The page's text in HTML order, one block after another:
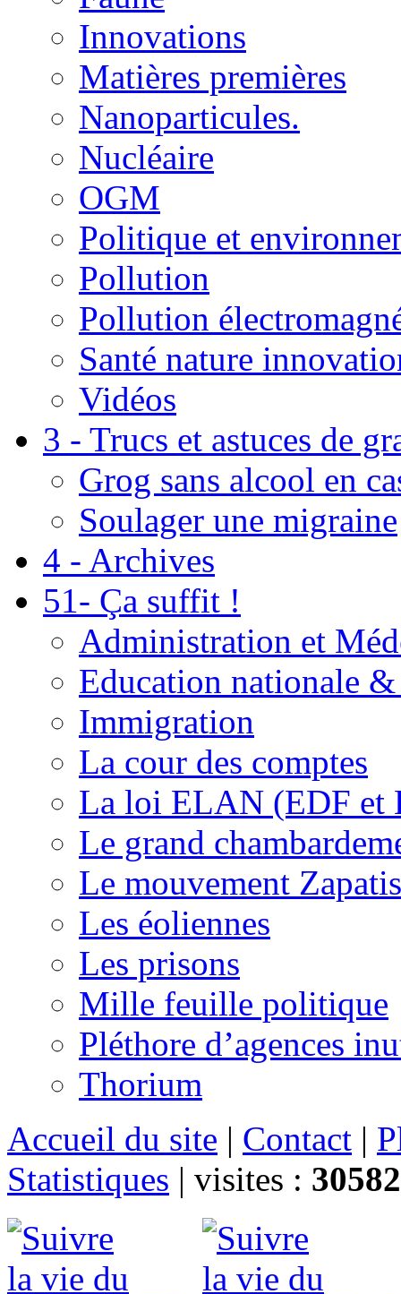
Innovations
Matières premières
Nanoparticules.
Nucléaire
OGM
Politique et
Pollution
Pollution
Santé nature
Vidéos
3 - Trucs et astuces de
Grog sans alcool en
Soulager une migraine
4 - Archives
51- Ça suffit !
Administration et
Education nationale
Immigration
La cour des comptes
La loi ELAN (EDF et
Le grand
Le mouvement
Les éoliennes
Les prisons
Mille feuille politique
Pléthore d’agences
Thorium
Accueil du site | Contact |
Statistiques | visites :